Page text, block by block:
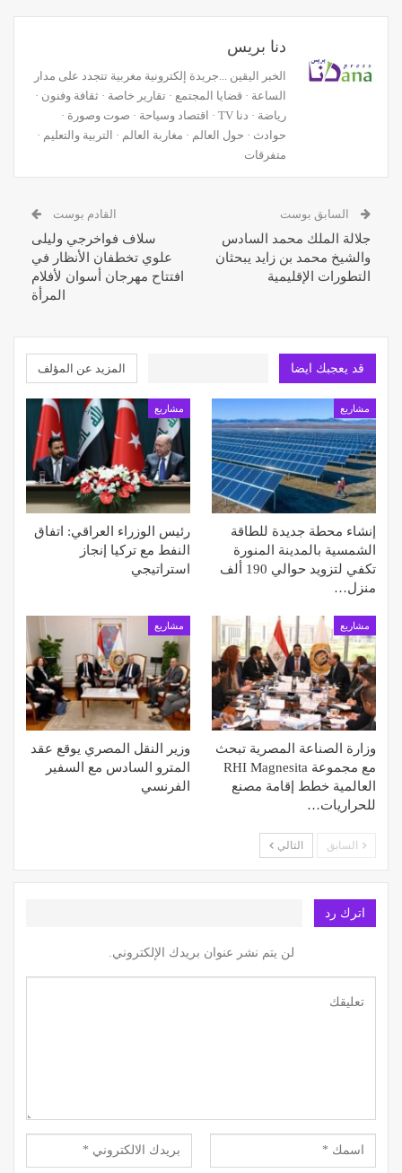
دنا بريس
الخبر اليقين ...جريدة إلكترونية مغربية تتجدد على مدار
الساعة · قضايا المجتمع · تقارير خاصة · ثقافة وفنون ·
رياضة · دنا TV · اقتصاد وسياحة · صوت وصورة ·
حوادث · حول العالم · مغاربة العالم · التربية والتعليم ·
متفرقات
السابق بوست
جلالة الملك محمد السادس
والشيخ محمد بن زايد يبحثان
التطورات الإقليمية
القادم بوست
سلاف فواخرجي وليلى
علوي تخطفان الأنظار في
افتتاح مهرجان أسوان لأفلام
المرأة
قد يعجبك ايضا المزيد عن المؤلف
مشاريع
إنشاء محطة جديدة للطاقة
الشمسية بالمدينة المنورة
تكفي لتزويد حوالي 190 ألف
منزل…
مشاريع
رئيس الوزراء العراقي: اتفاق
النفط مع تركيا إنجاز
استراتيجي
مشاريع
وزارة الصناعة المصرية تبحث
مع مجموعة RHI Magnesita
العالمية خطط إقامة مصنع
للحراريات…
مشاريع
وزير النقل المصري يوقع عقد
المترو السادس مع السفير
الفرنسي
السابق التالي
اترك رد
لن يتم نشر عنوان بريدك الإلكتروني.